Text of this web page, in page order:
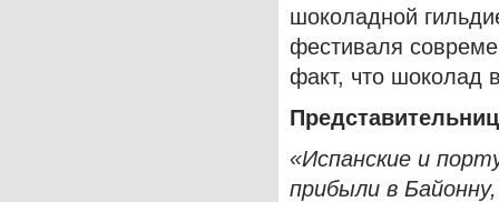
шоколадной
фестиваля
факт, что шоколад
«Испанские и
прибыли в